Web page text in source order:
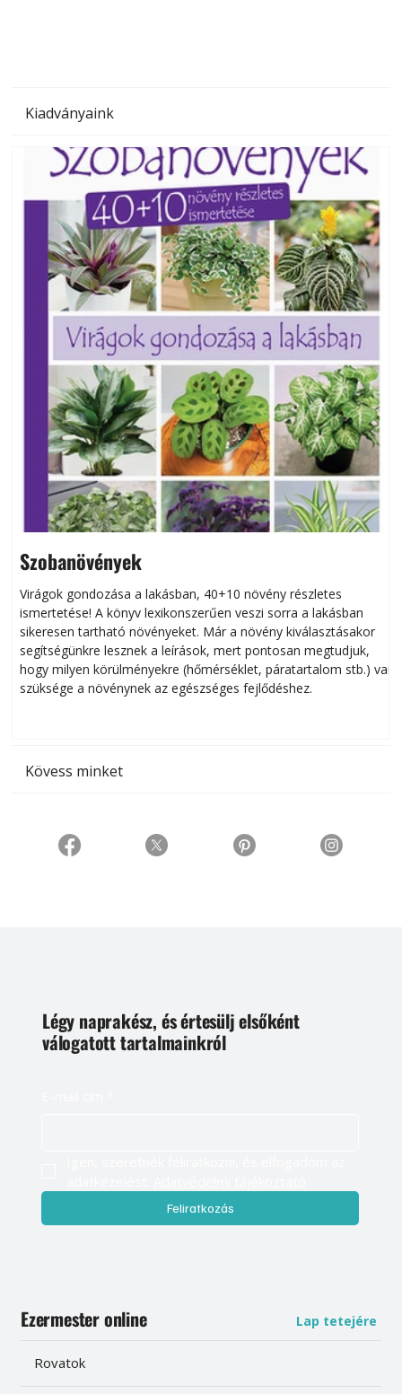
Kiadványaink
Szobanövények
Virágok gondozása a lakásban, 40+10 növény részletes
ismertetése! A könyv lexikonszerűen veszi sorra a lakásban
sikeresen tart­ha­tó növényeket. Már a növény kiválasztásakor
segítségünkre lesznek a leírások, mert pontosan megtudjuk,
hogy milyen körülményekre (hőmérséklet, páratartalom stb.) van
szüksége a növénynek az egészséges fejlődéshez.
Kövess minket
Légy naprakész, és értesülj elsőként
válogatott tartalmainkról
Feliratkozás
Ezermester online Lap tetejére
Rovatok